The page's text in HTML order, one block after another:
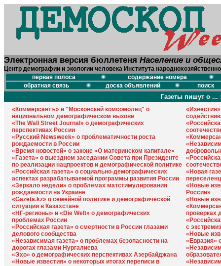
Электронная версия бюллетеня Население и
Центр демографии и экологии человека Института
первая полоса
содержание номера
обратная связь
доска объявлений поиск
Газеты пишут о ...
«Коммерсантъ» и "Московский комсомолец" о
национальном демографическом вызове
«The Wall Street Journal» о демографических
перспективах России
«Русский Newsweek» о проблематичности роста
рождаемости в России
«Время новостей» о законе «О материнском капитале»
«Газета» о выездном заседании Совета при Президенте
по реализации нацпроектов и демографической политике
«Российская газета» о социально-демографических
аспектах разрабатываемой программы развития России
«Зеркало недели» о проблемах матстимулирования
рождаемости на Украине
«Gazeta.kz» о семейной политике и демографической
ситуации в Казахстане
«НГ-регионы» и «Die Welt» о демографических
проблемах России
«Российская газета» о смертности в России глазами
делового сообщества
«Независимая газета» о проблемах безопасности на
дорогах глазами Нургалиева
«Эхо» о демографических перспективах Азербайджана
«Новые известия» о некоторых итогах переписи в
«Новая
«Новые
России»
«Новые
проверках
с
«Новые
«Евразия»